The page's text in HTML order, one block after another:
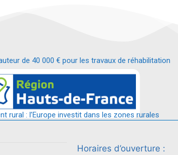
de 40 000 € pour les travaux de réhabilitation
de proximité.
rural : l’Europe investit dans les zones rurales
Horaires d’ouverture :